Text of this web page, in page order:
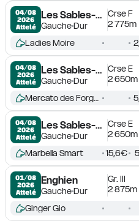
04/08
2026
Attelé
Les Sables-d'Olonne
GaucheDur
Crse F
2 775m
Ladies Moire
04/08
2026
Attelé
Les Sables-d'Olonne
GaucheDur
Crse E
2 650m
Mercato des Forges
04/08
2026
Attelé
Les Sables-d'Olonne
GaucheDur
Crse E
2 650m
Marbella Smart 15,6€
01/08
2026
Attelé
Enghien
GaucheDur
Gr. III
2 875m
Ginger Gio